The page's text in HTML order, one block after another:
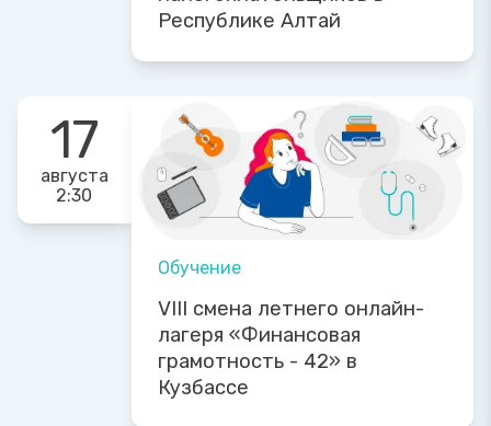
Республике Алтай
17
августа
2:30
Обучение
VIII смена летнего онлайн-
лагеря «Финансовая
грамотность - 42» в
Кузбассе